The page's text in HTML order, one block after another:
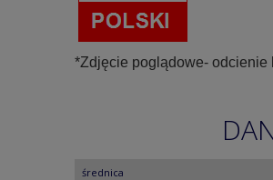
*Zdjęcie poglądowe- odcienie
średnica